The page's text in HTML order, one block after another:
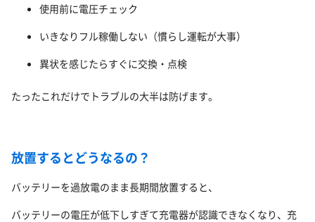
使用前に電圧チェック
いきなりフル稼働しない（慣らし運転が大事）
異状を感じたらすぐに交換・点検
たったこれだけでトラブルの大半は防げます。
放置するとどうなるの？
バッテリーを過放電のまま長期間放置すると、
バッテリーの電圧が低下しすぎて充電器が認識できなくなり、充